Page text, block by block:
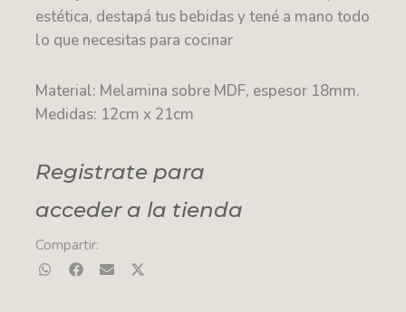
estética, destapá tus bebidas y tené a mano todo
lo que necesitas para cocinar
Material: Melamina sobre MDF, espesor 18mm.
Medidas: 12cm x 21cm
Registrate para
acceder a la tienda
Compartir: